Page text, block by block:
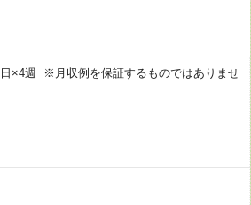
×4週 ※月収例を保証するものではありませ